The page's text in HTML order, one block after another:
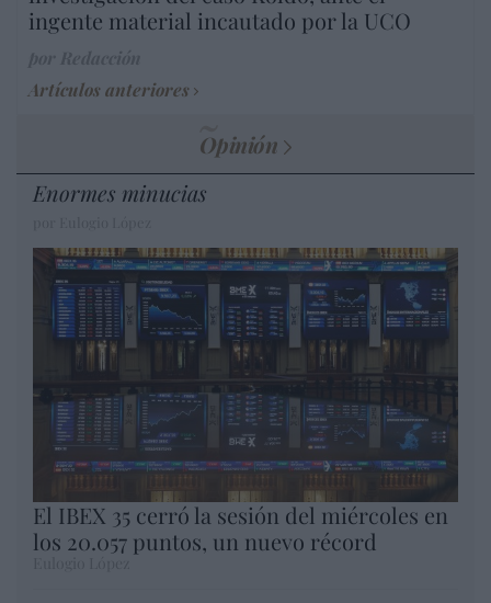
ingente material incautado por la UCO
Artículos anteriores
Opinión
Enormes minucias
El IBEX 35 cerró la sesión del miércoles en
los 20.057 puntos, un nuevo récord